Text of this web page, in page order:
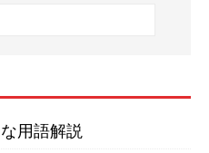
な用語解説